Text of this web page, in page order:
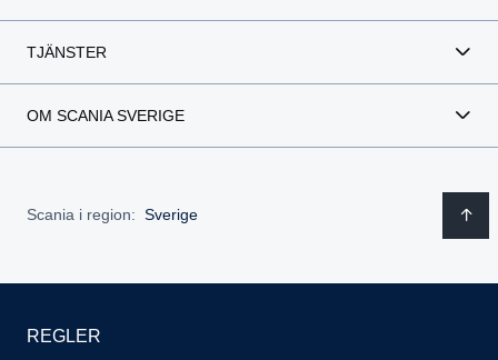
TJÄNSTER
OM SCANIA SVERIGE
Scania i region: Sverige
REGLER